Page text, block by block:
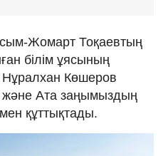
Жомарт Тоқаевтың
білім ұясының
Көшеров
және Ата заңымыздың
құттықтады.